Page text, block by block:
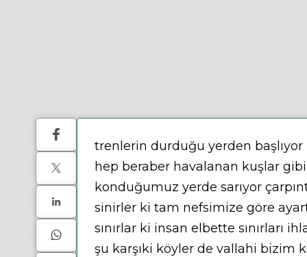
trenlerin durduğu yerden
hep beraber havalanan kuşlar
konduğumuz yerde sarıyor
sinirler ki tam nefsimize göre
sınırlar ki insan elbette sınırları
şu karşıki köyler de vallahi bizim